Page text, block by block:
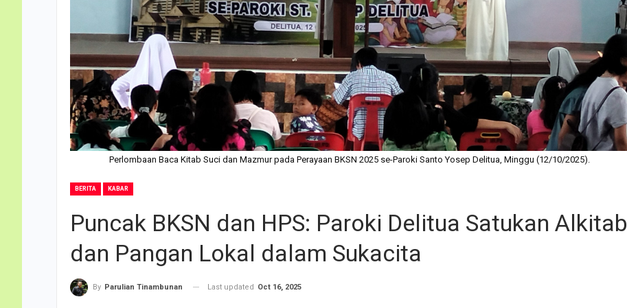
Perlombaan Baca Kitab Suci dan Mazmur pada Perayaan BKSN 2025 se-Paroki Santo Yosep Delitua, Minggu (12/10/2025).
BERITA KABAR
Puncak BKSN dan HPS: Paroki Delitua Satukan Alkitab
dan Pangan Lokal dalam Sukacita
By Parulian Tinambunan Last updated Oct 16, 2025